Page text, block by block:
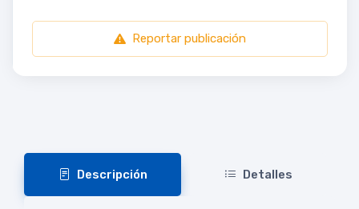
Reportar publicación
Descripción Detalles